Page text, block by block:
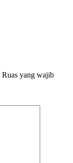
Ruas yang wajib